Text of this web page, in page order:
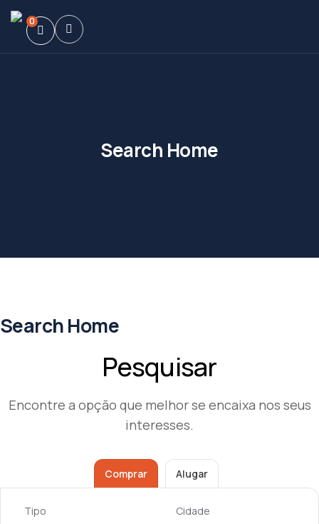
0
Search Home
Search Home
Pesquisar
Encontre a opção que melhor se encaixa nos seus
interesses.
Comprar Alugar
Tipo Cidade